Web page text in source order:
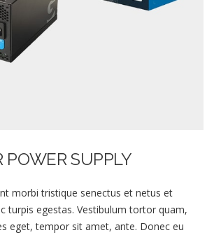
POWER SUPPLY
morbi tristique senectus et netus et
turpis egestas. Vestibulum tortor quam,
eget, tempor sit amet, ante. Donec eu